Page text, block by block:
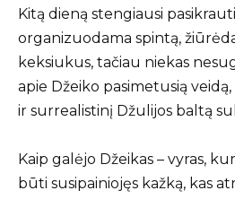
Kitą dieną stengiausi
organizuodama spintą,
keksiukus, tačiau niekas
apie Džeiko pasimetusią
ir surrealistinį Džulijos baltą
Kaip galėjo Džeikas – vyras,
būti susipainiojęs kažką, kas